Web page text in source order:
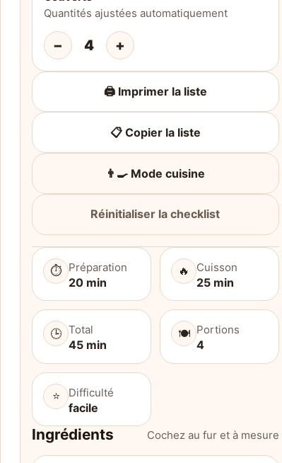
Quantités ajustées automatiquement
− 4 +
🖨️ Imprimer la liste
📋 Copier la liste
👨‍🍳 Mode cuisine
Réinitialiser la checklist
⏱️ Préparation
20 min
🔥 Cuisson
25 min
🕒 Total
45 min
🍽️ Portions
4
⭐ Difficulté
facile
Ingrédients Cochez au fur et à mesure